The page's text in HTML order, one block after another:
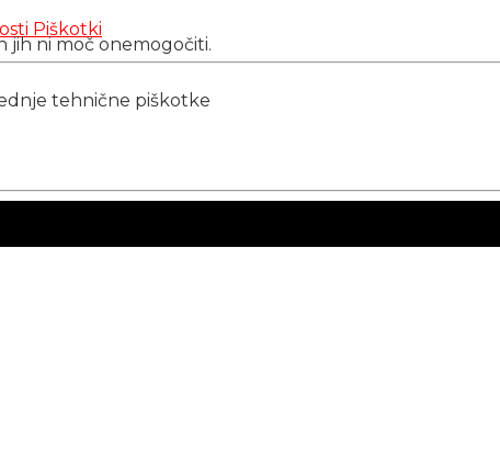
Piškotki
jih ni moč onemogočiti.
tehnične piškotke